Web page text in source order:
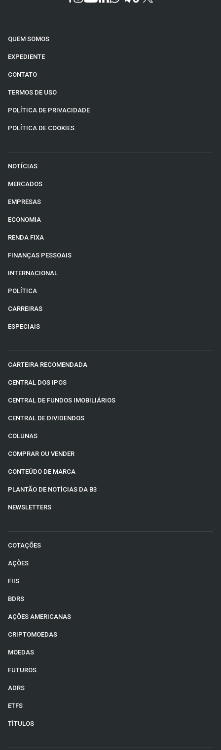
QUEM SOMOS
EXPEDIENTE
CONTATO
TERMOS DE USO
POLÍTICA DE PRIVACIDADE
POLÍTICA DE COOKIES
NOTÍCIAS
MERCADOS
EMPRESAS
ECONOMIA
RENDA FIXA
FINANÇAS PESSOAIS
INTERNACIONAL
POLÍTICA
CARREIRAS
ESPECIAIS
CARTEIRA RECOMENDADA
CENTRAL DOS IPOS
CENTRAL DE FUNDOS IMOBILIÁRIOS
CENTRAL DE DIVIDENDOS
COLUNAS
COMPRAR OU VENDER
CONTEÚDO DE MARCA
PLANTÃO DE NOTÍCIAS DA B3
NEWSLETTERS
COTAÇÕES
AÇÕES
FIIS
BDRS
AÇÕES AMERICANAS
CRIPTOMOEDAS
MOEDAS
FUTUROS
ADRS
ETFS
TÍTULOS